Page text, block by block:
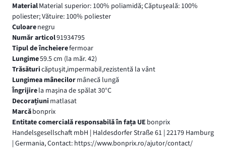
MaterialMaterial superior: 100% poliamidă; Căptuşeală: 100%
poliester; Vătuire: 100% poliester
Culoarenegru
Număr articol91934795
Tipul de încheierefermoar
Lungime59.5 cm (la măr. 42)
Trăsăturicăptuşit,impermabil,rezistentă la vânt
Lungimea mânecilormânecă lungă
Îngrijirela maşina de spălat 30°C
Decorațiuni matlasat
Marcăbonprix
Entitate comercială responsabilă în fața UE bonprix
Handelsgesellschaft mbH | Haldesdorfer Straße 61 | 22179 Hamburg
| Germania, Contact: https://www.bonprix.ro/ajutor/contact/